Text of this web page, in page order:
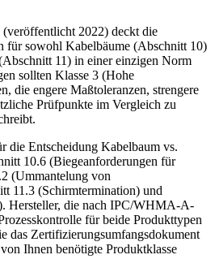
2022) deckt die
für sowohl Kabelbäume (Abschnitt 10)
11) in einer einzigen Norm
sollten Klasse 3 (Hohe
die engere Maßtoleranzen, strengere
Prüfpunkte im Vergleich zu
die Entscheidung Kabelbaum vs.
10.6 (Biegeanforderungen für
(Ummantelung von
11.3 (Schirmtermination) und
Hersteller, die nach IPC/WHMA-A-
für beide Produkttypen
das Zertifizierungsumfangsdokument
Ihnen benötigte Produktklasse